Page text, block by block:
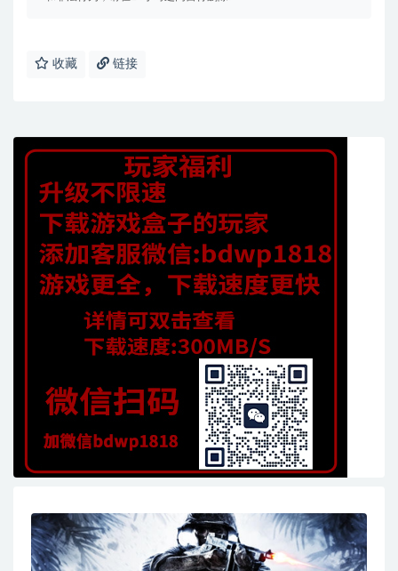
收藏 链接